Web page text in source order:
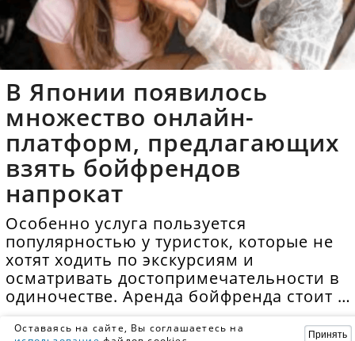
В Японии появилось
множество онлайн-
платформ, предлагающих
взять бойфрендов
напрокат
Особенно услуга пользуется
популярностью у туристок, которые не
хотят ходить по экскурсиям и
осматривать достопримечательности в
одиночестве. Аренда бойфренда стоит в
Оставаясь на сайте, Вы соглашаетесь на
Принять